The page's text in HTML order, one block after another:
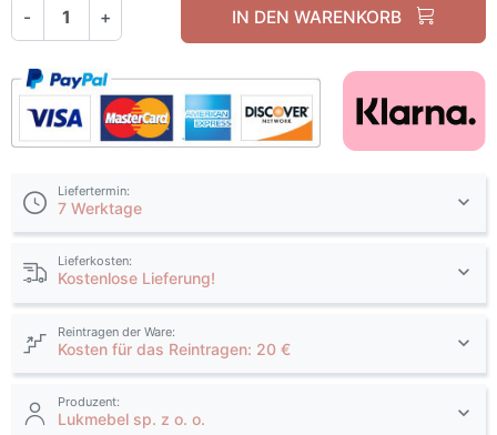
- + IN DEN WARENKORB
Liefertermin:
7 Werktage
Lieferkosten:
Kostenlose Lieferung!
Reintragen der Ware:
Kosten für das Reintragen: 20 €
Produzent:
Lukmebel sp. z o. o.